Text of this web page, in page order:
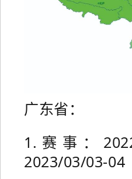
广东省：
1.赛事：
2023/03/03-04